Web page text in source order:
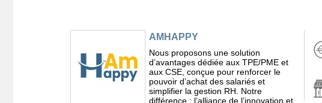
AMHAPPY
Nous proposons une solution
d’avantages dédiée aux TPE/PME et
aux CSE, conçue pour renforcer le
pouvoir d’achat des salariés et
simplifier la gestion RH. Notre
différence : l’alliance de l’innovation et